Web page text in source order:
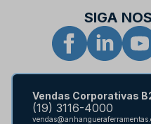
SIGA
Vendas Corporativas
(19) 3116-4000